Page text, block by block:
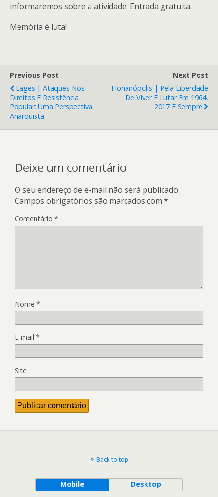
informaremos sobre a atividade. Entrada gratuita.
Memória é luta!
Previous Post
Lages | Ataques Nos
Direitos E Resistência
Popular: Uma Perspectiva
Anarquista
Next Post
Florianópolis | Pela Liberdade
De Viver E Lutar Em 1964,
2017 E Sempre
Deixe um comentário
O seu endereço de e-mail não será publicado.
Campos obrigatórios são marcados com *
Comentário *
Nome *
E-mail *
Site
Back to top
Mobile Desktop